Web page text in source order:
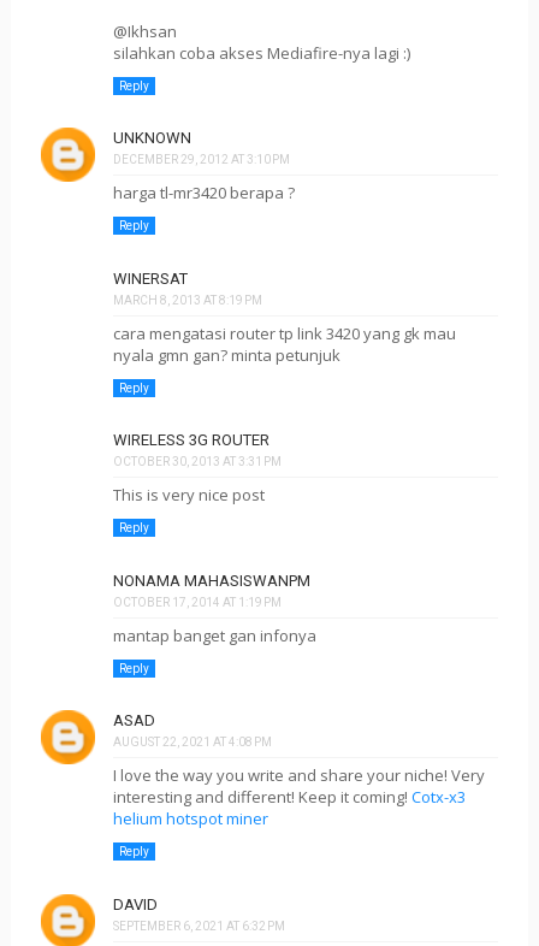
@Ikhsan
silahkan coba akses Mediafire-nya lagi :)
Reply
UNKNOWN
DECEMBER 29, 2012 AT 3:10 PM
harga tl-mr3420 berapa ?
Reply
WINERSAT
MARCH 8, 2013 AT 8:19 PM
cara mengatasi router tp link 3420 yang gk mau
nyala gmn gan? minta petunjuk
Reply
WIRELESS 3G ROUTER
OCTOBER 30, 2013 AT 3:31 PM
This is very nice post
Reply
NONAMA MAHASISWANPM
OCTOBER 17, 2014 AT 1:19 PM
mantap banget gan infonya
Reply
ASAD
AUGUST 22, 2021 AT 4:08 PM
I love the way you write and share your niche! Very
interesting and different! Keep it coming! Cotx-x3
helium hotspot miner
Reply
DAVID
SEPTEMBER 6, 2021 AT 6:32 PM